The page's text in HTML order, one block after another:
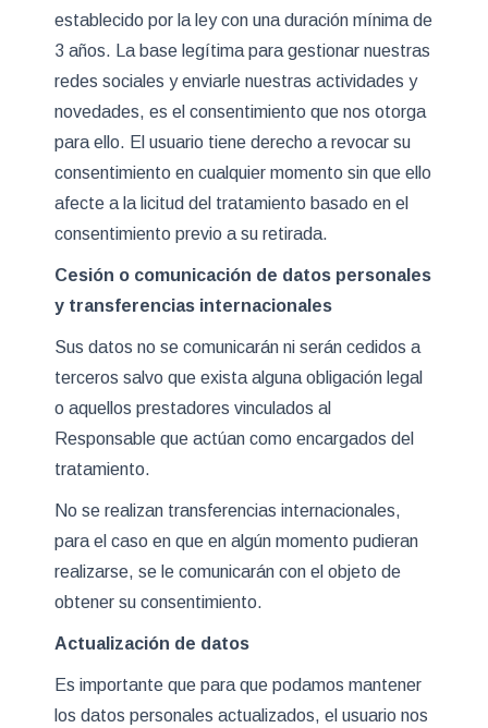
establecido por la ley con una duración mínima de
3 años. La base legítima para gestionar nuestras
redes sociales y enviarle nuestras actividades y
novedades, es el consentimiento que nos otorga
para ello. El usuario tiene derecho a revocar su
consentimiento en cualquier momento sin que ello
afecte a la licitud del tratamiento basado en el
consentimiento previo a su retirada.
Cesión o comunicación de datos personales
y transferencias internacionales
Sus datos no se comunicarán ni serán cedidos a
terceros salvo que exista alguna obligación legal
o aquellos prestadores vinculados al
Responsable que actúan como encargados del
tratamiento.
No se realizan transferencias internacionales,
para el caso en que en algún momento pudieran
realizarse, se le comunicarán con el objeto de
obtener su consentimiento.
Actualización de datos
Es importante que para que podamos mantener
los datos personales actualizados, el usuario nos